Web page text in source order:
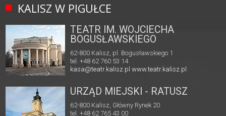
KALISZ W PIGUŁCE
TEATR IM. WOJCIECHA
BOGUSŁAWSKIEGO
62-800 Kalisz, pl. Bogusławskiego 1
tel. +48 62 760 53 14
kasa@teatr.kalisz.pl www.teatr.kalisz.pl
URZĄD MIEJSKI - RATUSZ
62-800 Kalisz, Główny Rynek 20
tel. +48 62 765 43 00